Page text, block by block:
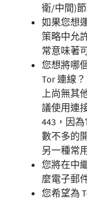
衛/中間)
如果您想
策略中允
常意味著
您想將哪
Tor 連線
上尚無其
議使用連
443，因
數不多的
另一種常
您將在中
麼電子郵
您希望為